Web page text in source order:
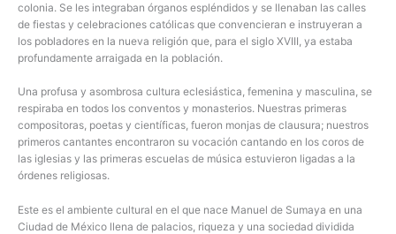
colonia. Se les integraban órganos espléndidos y se llenaban las calles
de fiestas y celebraciones católicas que convencieran e instruyeran a
los pobladores en la nueva religión que, para el siglo XVIII, ya estaba
profundamente arraigada en la población.
Una profusa y asombrosa cultura eclesiástica, femenina y masculina, se
respiraba en todos los conventos y monasterios. Nuestras primeras
compositoras, poetas y científicas, fueron monjas de clausura; nuestros
primeros cantantes encontraron su vocación cantando en los coros de
las iglesias y las primeras escuelas de música estuvieron ligadas a la
órdenes religiosas.
Este es el ambiente cultural en el que nace Manuel de Sumaya en una
Ciudad de México llena de palacios, riqueza y una sociedad dividida